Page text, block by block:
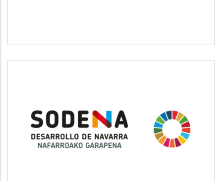
SODENA
Desarrollo empresarial